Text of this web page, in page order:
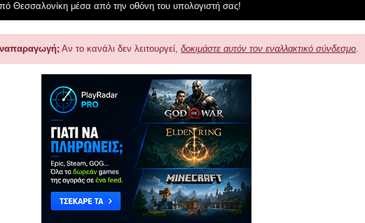
Θεσσαλονίκη μέσα από την οθόνη του υπολογιστή σας!
Αν το κανάλι δεν λειτουργεί, δοκιμάστε αυτόν τον εναλλακτικό σύνδεσμο.